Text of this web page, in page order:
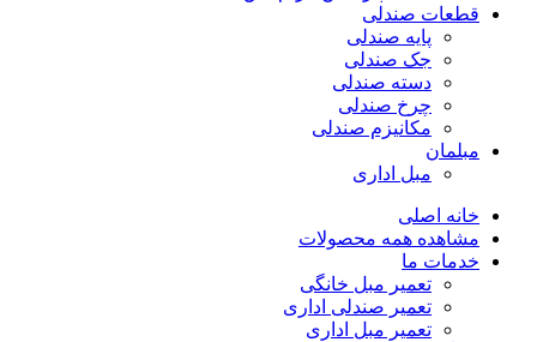
قطعات صندلی
پایه صندلی
جک صندلی
دسته صندلی
چرخ صندلی
مکانیزم صندلی
مبلمان
مبل اداری
خانه اصلی
مشاهده همه محصولات
خدمات ما
تعمیر مبل خانگی
تعمیر صندلی اداری
تعمیر مبل اداری